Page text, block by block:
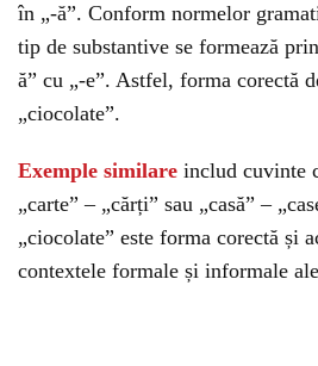
în „-ă”. Conform normelor
tip de substantive se formează
ă” cu „-e”. Astfel, forma corectă
„ciocolate”.
Exemple similare includ cuvinte
„carte” – „cărți” sau „casă” –
„ciocolate” este forma corectă și
contextele formale și informale